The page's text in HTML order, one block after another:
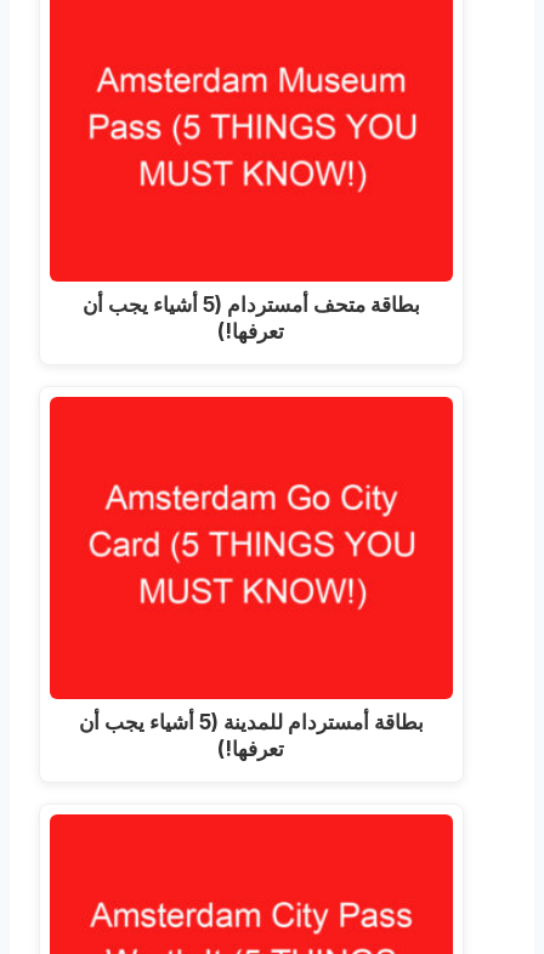
بطاقة متحف أمستردام (5 أشياء يجب أن
تعرفها!)
بطاقة أمستردام للمدينة (5 أشياء يجب أن
تعرفها!)